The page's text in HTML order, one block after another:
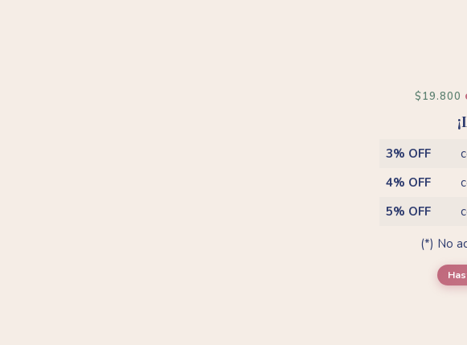
$19.800
3% OFF
4% OFF
5% OFF
(*) No